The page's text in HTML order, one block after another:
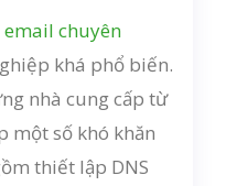
email chuyên
khá phổ biến.
nhà cung cấp từ
một số khó khăn
thiết lập DNS